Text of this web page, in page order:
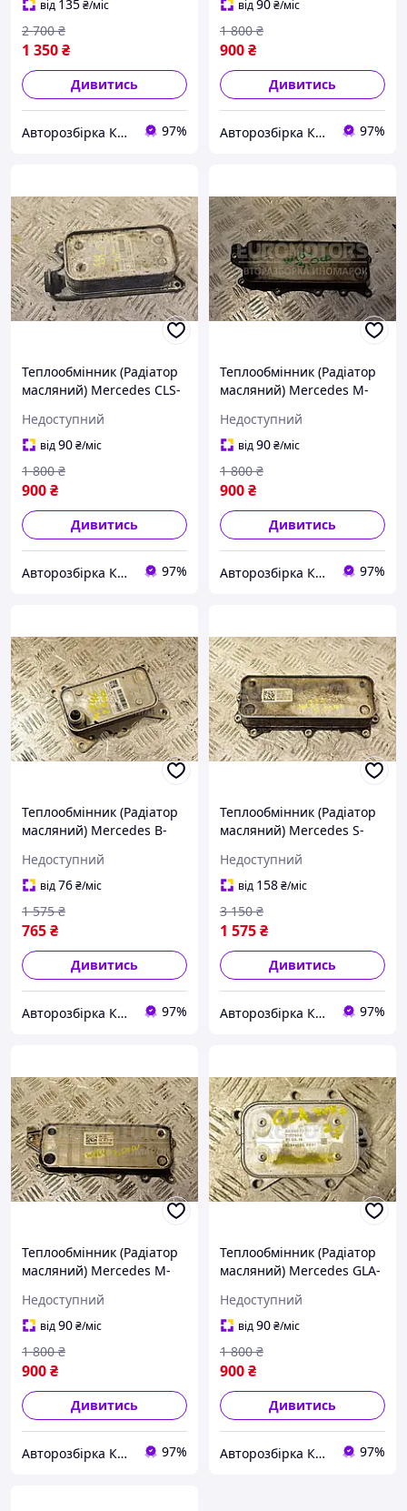
від 135₴/міс
1 350₴
2 700 ₴
Дивитись
Авторозбірка Київ б/у автозапчастини 97%
від90₴/міс
900₴
1 800 ₴
Дивитись
Авторозбірка Київ б/у автозапчастини 97%
Теплообмінник (Радіатор
масляний) Mercedes CLS-
2010 5989070191 256118
Недоступний
від90₴/міс
900₴
1 800 ₴
Дивитись
Авторозбірка Київ б/у автозапчастини 97%
Теплообмінник (Радіатор
масляний) Mercedes M-
2011 A6421800165 275331
Недоступний
від90₴/міс
900₴
1 800 ₴
Дивитись
Авторозбірка Київ б/у автозапчастини 97%
Теплообмінник (Радіатор
масляний) Mercedes B-
A6511801065 281036
Недоступний
від76₴/міс
765₴
1 575 ₴
Дивитись
Авторозбірка Київ б/у автозапчастини 97%
Теплообмінник (Радіатор
масляний) Mercedes S-
2013 A6291800265 282117
Недоступний
від 158₴/міс
1 575₴
3 150 ₴
Дивитись
Авторозбірка Київ б/у автозапчастини 97%
Теплообмінник (Радіатор
масляний) Mercedes M-
2011 A6421800165 282034
Недоступний
від90₴/міс
900₴
1 800 ₴
Дивитись
Авторозбірка Київ б/у автозапчастини 97%
Теплообмінник (Радіатор
масляний) Mercedes GLA-
5989070107 293602
Недоступний
від90₴/міс
900₴
1 800 ₴
Дивитись
Авторозбірка Київ б/у автозапчастини 97%